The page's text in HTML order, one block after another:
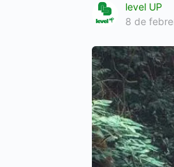
level UP
8 de